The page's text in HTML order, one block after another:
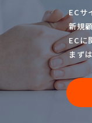
ECサ
新規
ECに
まず